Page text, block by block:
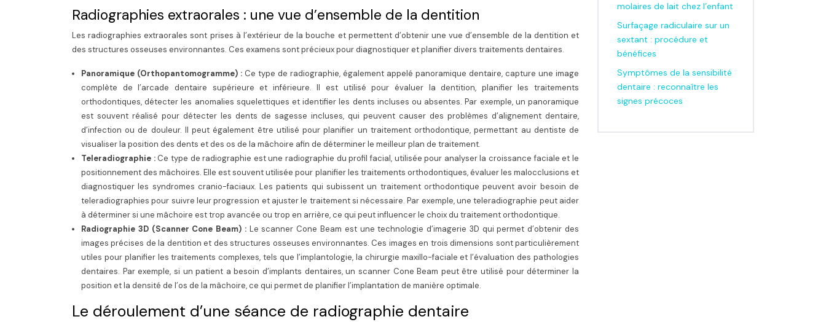
Radiographies extraorales : une vue d’ensemble de la dentition
Les radiographies extraorales sont prises à l’extérieur de la bouche et permettent d’obtenir une vue d’ensemble de la dentition et
des structures osseuses environnantes. Ces examens sont précieux pour diagnostiquer et planifier divers traitements dentaires.
Panoramique (Orthopantomogramme) : Ce type de radiographie, également appelé panoramique dentaire, capture une image
complète de l’arcade dentaire supérieure et inférieure. Il est utilisé pour évaluer la dentition, planifier les traitements
orthodontiques, détecter les anomalies squelettiques et identifier les dents incluses ou absentes. Par exemple, un panoramique
est souvent réalisé pour détecter les dents de sagesse incluses, qui peuvent causer des problèmes d’alignement dentaire,
d’infection ou de douleur. Il peut également être utilisé pour planifier un traitement orthodontique, permettant au dentiste de
visualiser la position des dents et des os de la mâchoire afin de déterminer le meilleur plan de traitement.
Teleradiographie : Ce type de radiographie est une radiographie du profil facial, utilisée pour analyser la croissance faciale et le
positionnement des mâchoires. Elle est souvent utilisée pour planifier les traitements orthodontiques, évaluer les malocclusions et
diagnostiquer les syndromes cranio-faciaux. Les patients qui subissent un traitement orthodontique peuvent avoir besoin de
teleradiographies pour suivre leur progression et ajuster le traitement si nécessaire. Par exemple, une teleradiographie peut aider
à déterminer si une mâchoire est trop avancée ou trop en arrière, ce qui peut influencer le choix du traitement orthodontique.
Radiographie 3D (Scanner Cone Beam) : Le scanner Cone Beam est une technologie d’imagerie 3D qui permet d’obtenir des
images précises de la dentition et des structures osseuses environnantes. Ces images en trois dimensions sont particulièrement
utiles pour planifier les traitements complexes, tels que l’implantologie, la chirurgie maxillo-faciale et l’évaluation des pathologies
dentaires. Par exemple, si un patient a besoin d’implants dentaires, un scanner Cone Beam peut être utilisé pour déterminer la
position et la densité de l’os de la mâchoire, ce qui permet de planifier l’implantation de manière optimale.
Le déroulement d’une séance de radiographie dentaire
molaires de lait chez l’enfant
Surfaçage radiculaire sur un
sextant : procédure et
bénéfices
Symptômes de la sensibilité
dentaire : reconnaître les
signes précoces